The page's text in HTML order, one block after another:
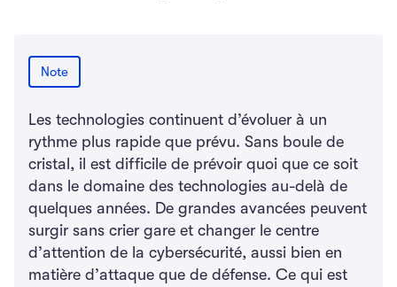
Note
Les technologies continuent d’évoluer à un
rythme plus rapide que prévu. Sans boule de
cristal, il est difficile de prévoir quoi que ce soit
dans le domaine des technologies au-delà de
quelques années. De grandes avancées peuvent
surgir sans crier gare et changer le centre
d’attention de la cybersécurité, aussi bien en
matière d’attaque que de défense. Ce qui est